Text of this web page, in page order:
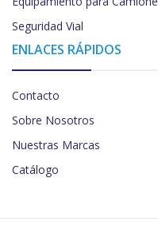
Seguridad Vial
ENLACES RÁPIDOS
Contacto
Sobre Nosotros
Nuestras Marcas
Catálogo